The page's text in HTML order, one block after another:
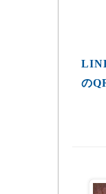
の